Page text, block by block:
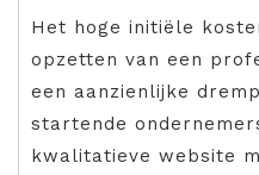
Het hoge initiële
opzetten van een
een aanzienlijke
startende
kwalitatieve website